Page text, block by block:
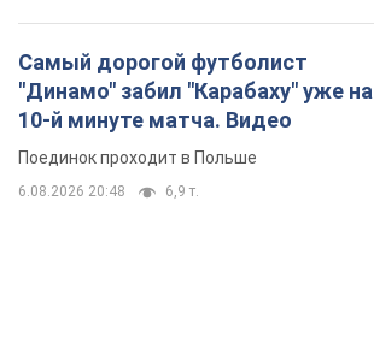
Самый дорогой футболист
"Динамо" забил "Карабаху" уже на
10-й минуте матча. Видео
Поединок проходит в Польше
6.08.2026 20:48 6,9 т.